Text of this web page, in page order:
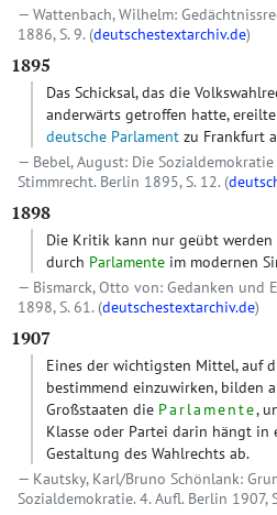
Wattenbach, Wilhelm:
1886, S. 9. (deutschestextarchiv.de)
1895
Das Schicksal, das die
anderwärts getroffen hatte,
deutsche Parlament zu Frankfurt
Bebel, August: Die
Stimmrecht. Berlin 1895, S. 12. (
1898
Die Kritik kann nur geübt werden
durch Parlamente im modernen
Bismarck, Otto von: Gedanken und
1898, S. 61. (deutschestextarchiv.de)
1907
Eines der wichtigsten Mittel, auf
bestimmend einzuwirken, bilden
Großstaaten die Parlamente,
Klasse oder Partei darin hängt in
Gestaltung des Wahlrechts ab.
Kautsky, Karl/Bruno Schönlank:
Sozialdemokratie. 4. Aufl. Berlin 1907,